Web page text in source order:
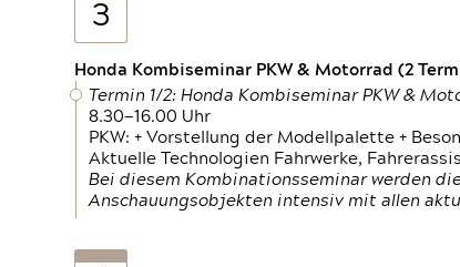
3
Honda Kombiseminar PKW & Motorrad (2
Termin 1/2: Honda Kombiseminar PKW &
8.30—16.00 Uhr
PKW: + Vorstellung der Modellpalette +
Aktuelle Technologien Fahrwerke,
Bei diesem Kombinationsseminar werden
Anschauungsobjekten intensiv mit allen